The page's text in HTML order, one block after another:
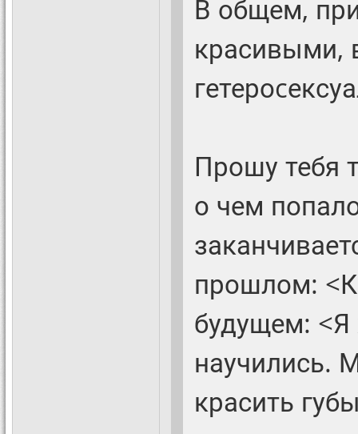
В общем,
красивыми,
Прошу тебя
о чем
прошлом:
будущем:
научились.
красить